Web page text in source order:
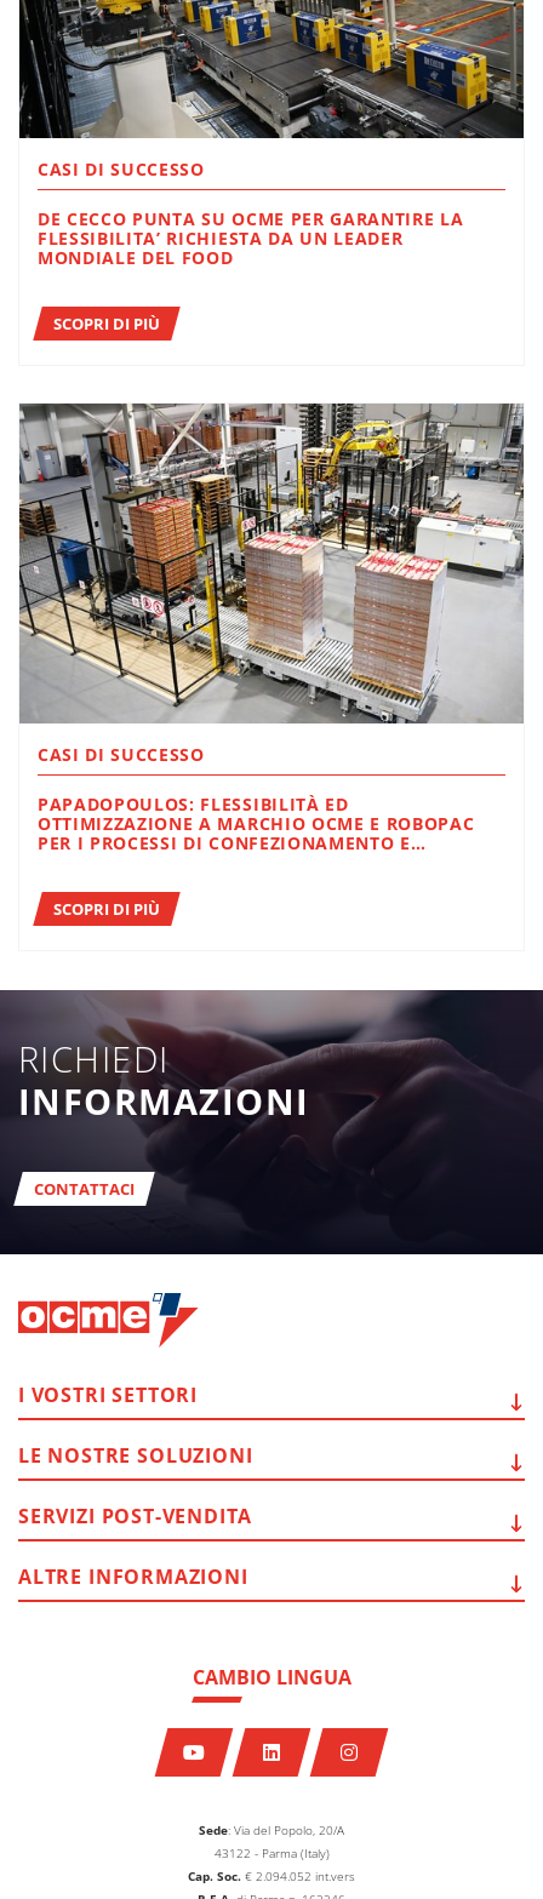
CASI DI SUCCESSO
DE CECCO PUNTA SU OCME PER GARANTIRE LA
FLESSIBILITA’ RICHIESTA DA UN LEADER
MONDIALE DEL FOOD
SCOPRI DI PIÙ
CASI DI SUCCESSO
PAPADOPOULOS: FLESSIBILITÀ ED
OTTIMIZZAZIONE A MARCHIO OCME E ROBOPAC
PER I PROCESSI DI CONFEZIONAMENTO E
SCOPRI DI PIÙ
RICHIEDI
INFORMAZIONI
CONTATTACI
Sede: Via del Popolo, 20/A
43122 - Parma (Italy)
Cap. Soc. € 2.094.052 int.vers
CAMBIO LINGUA
I VOSTRI SETTORI
LE NOSTRE SOLUZIONI
SERVIZI POST-VENDITA
ALTRE INFORMAZIONI